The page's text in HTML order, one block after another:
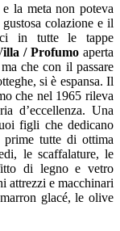
la meta non poteva
colazione e il
in tutte le tappe
/ Profumoaperta
che con il passare
si è espansa. Il
che nel 1965 rileva
d’eccellenza. Una
figli che dedicano
prime tutte di ottima
le scaffalature, le
di legno e vetro
attrezzi e macchinari
glacé, le olive